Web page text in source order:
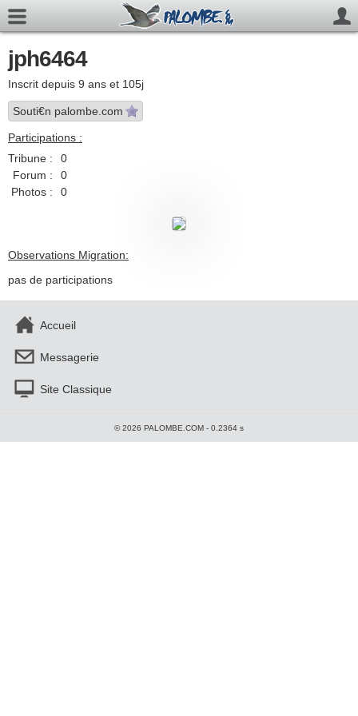
jph6464
Inscrit depuis 9 ans et 105j
Souti€n palombe.com
Participations :
Tribune :
0
Forum :
0
Photos :
0
Observations Migration:
pas de participations
Accueil
Messagerie
Site Classique
© 2026 PALOMBE.COM - 0.2364 s